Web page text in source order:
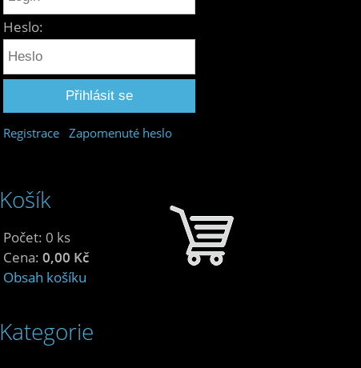
Heslo:
Registrace Zapomenuté heslo
Košík
Počet: 0 ks
Cena: 0,00 Kč
Obsah košíku
Kategorie